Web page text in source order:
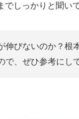
しっかりと聞い
伸びないのか？根
で、ぜひ参考にし